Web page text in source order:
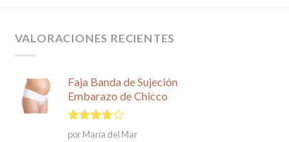
VALORACIONES RECIENTES
Faja Banda de Sujeción
Embarazo de Chicco
Valorado
por María del Mar